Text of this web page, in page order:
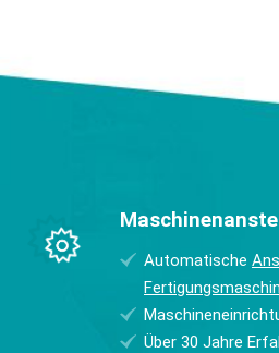
Automatische
Über 30 Jahre